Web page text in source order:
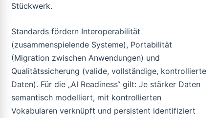
Stückwerk.
Standards fördern Interoperabilität
(zusammenspielende Systeme), Portabilität
(Migration zwischen Anwendungen) und
Qualitätssicherung (valide, vollständige, kontrollierte
Daten). Für die „AI Readiness“ gilt: Je stärker Daten
semantisch modelliert, mit kontrollierten
Vokabularen verknüpft und persistent identifiziert